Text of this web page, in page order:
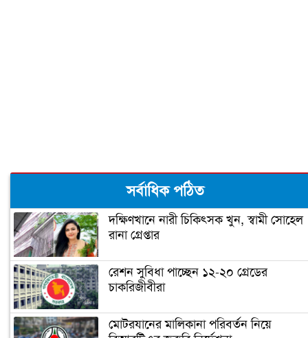
সর্বাধিক পঠিত
দক্ষিণখানে নারী চিকিৎসক খুন, স্বামী সোহেল
রানা গ্রেপ্তার
রেশন সুবিধা পাচ্ছেন ১২-২০ গ্রেডের
চাকরিজীবীরা
মোটরযানের মালিকানা পরিবর্তন নিয়ে